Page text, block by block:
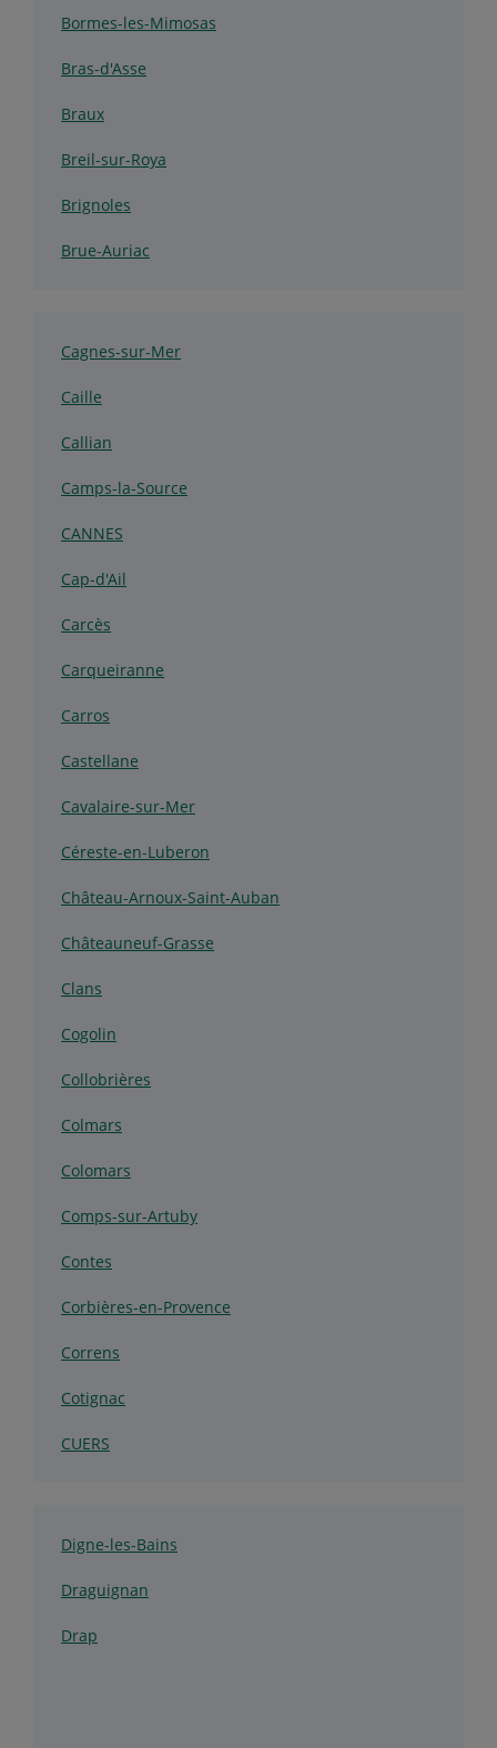
Bormes-les-Mimosas
Bras-d'Asse
Braux
Breil-sur-Roya
Brignoles
Brue-Auriac
Cagnes-sur-Mer
Caille
Callian
Camps-la-Source
CANNES
Cap-d'Ail
Carcès
Carqueiranne
Carros
Castellane
Cavalaire-sur-Mer
Céreste-en-Luberon
Château-Arnoux-Saint-Auban
Châteauneuf-Grasse
Clans
Cogolin
Collobrières
Colmars
Colomars
Comps-sur-Artuby
Contes
Corbières-en-Provence
Correns
Cotignac
CUERS
Digne-les-Bains
Draguignan
Drap